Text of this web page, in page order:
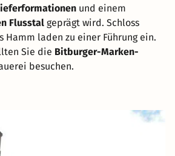
und einem
Flusstal geprägt wird. Schloss
Hamm laden zu einer Führung ein.
Sie die Bitburger-Marken-
besuchen.